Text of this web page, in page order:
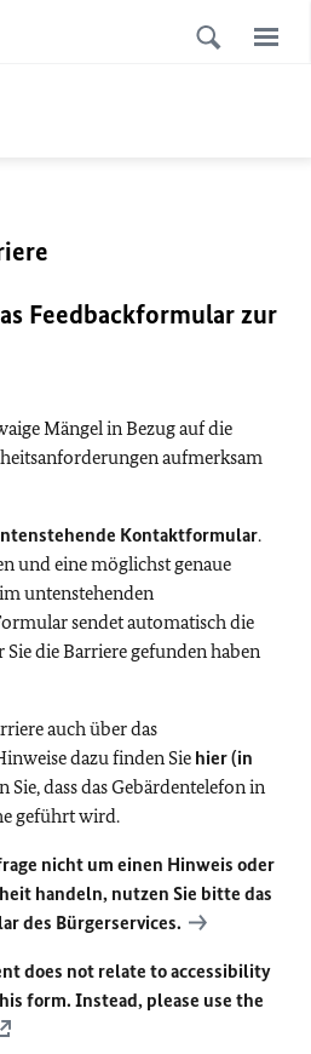
Feedbackformular zur
Mängel in Bezug auf die
aufmerksam
Kontaktformular.
und eine möglichst genaue
untenstehenden
sendet automatisch die
Sie die Barriere gefunden haben
auch über das
dazu finden Sie hier (in
Sie, dass das Gebärdentelefon in
geführt wird.
nicht um einen Hinweis oder
handeln, nutzen Sie bitte das
des Bürgerservices.
does not relate to accessibility
form. Instead, please use the